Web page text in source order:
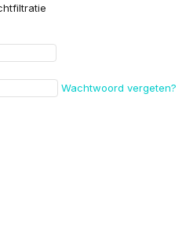
Wachtwoord vergeten?